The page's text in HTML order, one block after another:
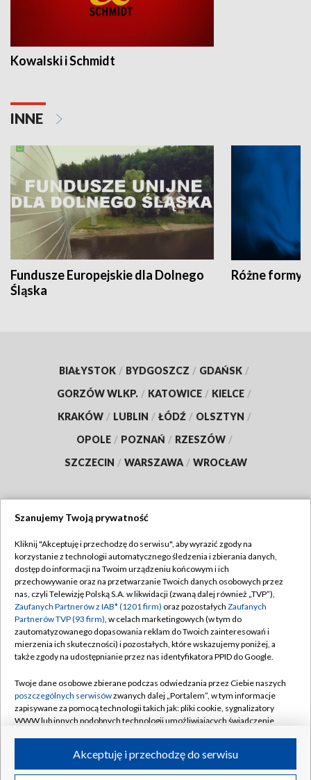
Kowalski i Schmidt
INNE
Fundusze Europejskie dla Dolnego
Śląska
Różne formy
BIAŁYSTOK / BYDGOSZCZ / GDAŃSK /
GORZÓW WLKP. / KATOWICE / KIELCE /
KRAKÓW / LUBLIN / ŁÓDŹ / OLSZTYN /
OPOLE / POZNAŃ / RZESZÓW /
SZCZECIN / WARSZAWA / WROCŁAW
TVP
Abonament TVP
Emisja w TVP
Centrum informacji TVP
Naziemna Telewizja Cyfrowa
Rada Programowa
System NOS
Informacje o nadawcy
Program dla prasy
Regulamin TVP
Polityka prywatności
Moje zgody
Pomoc
Kontakt
Kanały
©2026 Telewizja Polska S.A. w likwidacji
Szanujemy Twoją prywatność
Kliknij "Akceptuję i przechodzę do serwisu", aby wyrazić zgody na
korzystanie z technologii automatycznego śledzenia i zbierania danych,
dostęp do informacji na Twoim urządzeniu końcowym i ich
przechowywanie oraz na przetwarzanie Twoich danych osobowych przez
nas, czyli Telewizję Polską S.A. w likwidacji (zwaną dalej również „TVP”),
Zaufanych Partnerów z IAB* (1201 firm) oraz pozostałych Zaufanych
Partnerów TVP (93 firm), w celach marketingowych (w tym do
zautomatyzowanego dopasowania reklam do Twoich zainteresowań i
mierzenia ich skuteczności) i pozostałych, które wskazujemy poniżej, a
także zgody na udostępnianie przez nas identyfikatora PPID do Google.
Twoje dane osobowe zbierane podczas odwiedzania przez Ciebie naszych
poszczególnych serwisówzwanych dalej „Portalem”, w tym informacje
zapisywane za pomocą technologii takich jak: pliki cookie, sygnalizatory
WWW lub innych podobnych technologii umożliwiających świadczenie
ruchu w Internecie.Akceptuję i przechodzę do serwisu